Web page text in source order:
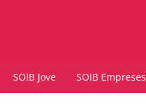
SOIB Jove SOIB Empreses